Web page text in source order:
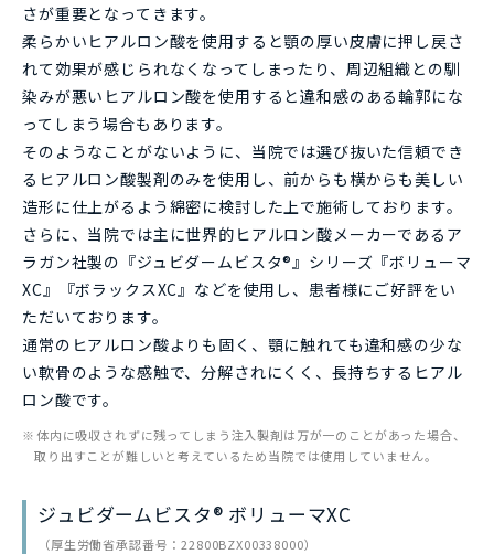
さが重要となってきます。
柔らかいヒアルロン酸を使用すると顎の厚い皮膚に押し戻さ
れて効果が感じられなくなってしまったり、周辺組織との馴
染みが悪いヒアルロン酸を使用すると違和感のある輪郭にな
ってしまう場合もあります。
そのようなことがないように、当院では選び抜いた信頼でき
るヒアルロン酸製剤のみを使用し、前からも横からも美しい
造形に仕上がるよう綿密に検討した上で施術しております。
さらに、当院では主に世界的ヒアルロン酸メーカーであるア
ラガン社製の『ジュビダームビスタ®』シリーズ『ボリューマ
XC』『ボラックスXC』などを使用し、患者様にご好評をい
ただいております。
通常のヒアルロン酸よりも固く、顎に触れても違和感の少な
い軟骨のような感触で、分解されにくく、長持ちするヒアル
ロン酸です。
体内に吸収されずに残ってしまう注入製剤は万が一のことがあった場合、
取り出すことが難しいと考えているため当院では使用していません。
ジュビダームビスタ® ボリューマXC
（厚生労働省承認番号：22800BZX00338000）